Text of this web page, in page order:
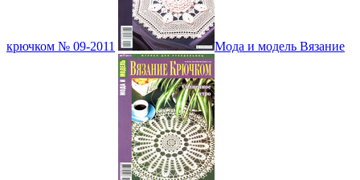
крючком № 09-2011 Мода и модель Вязание